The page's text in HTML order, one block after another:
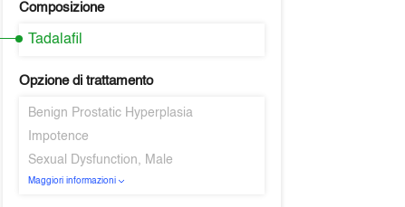
Composizione
Tadalafil
Opzione di trattamento
Benign Prostatic Hyperplasia
Impotence
Sexual Dysfunction, Male
Maggiori informazioni